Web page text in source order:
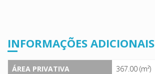
INFORMAÇÕES ADICIONAIS
ÁREA PRIVATIVA
367.00 (m²)